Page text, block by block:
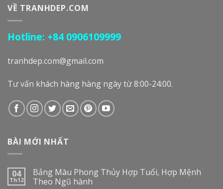
VỀ TRANHDEP.COM
Hotline: +84 0906109999
tranhdep.com@gmail.com
Tư vấn khách hàng hàng ngày từ 8:00-24:00.
BÀI MỚI NHẤT
04
Th12
Bảng Màu Phong Thủy Hợp Tuổi, Hợp Mệnh
Theo Ngũ hành